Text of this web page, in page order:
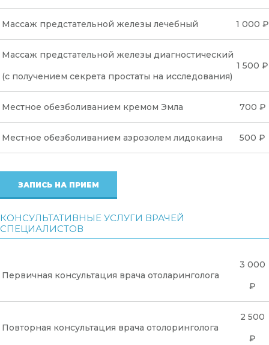
Массаж предстательной железы лечебный 1 000 ₽
Массаж предстательной железы диагностический
(с получением секрета простаты на исследования)
1 500 ₽
Местное обезболиванием кремом Эмла 700 ₽
Местное обезболиванием аэрозолем лидокаина 500 ₽
ЗАПИСЬ НА ПРИЕМ
КОНСУЛЬТАТИВНЫЕ УСЛУГИ ВРАЧЕЙ
СПЕЦИАЛИСТОВ
Первичная консультация врача отоларинголога
3 000
₽
Повторная консультация врача отолоринголога
2 500
₽